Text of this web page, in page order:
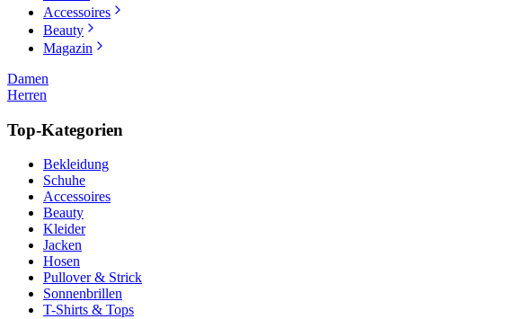
Accessoires
Beauty
Magazin
Damen
Herren
Top-Kategorien
Bekleidung
Schuhe
Accessoires
Beauty
Kleider
Jacken
Hosen
Pullover & Strick
Sonnenbrillen
T-Shirts & Tops